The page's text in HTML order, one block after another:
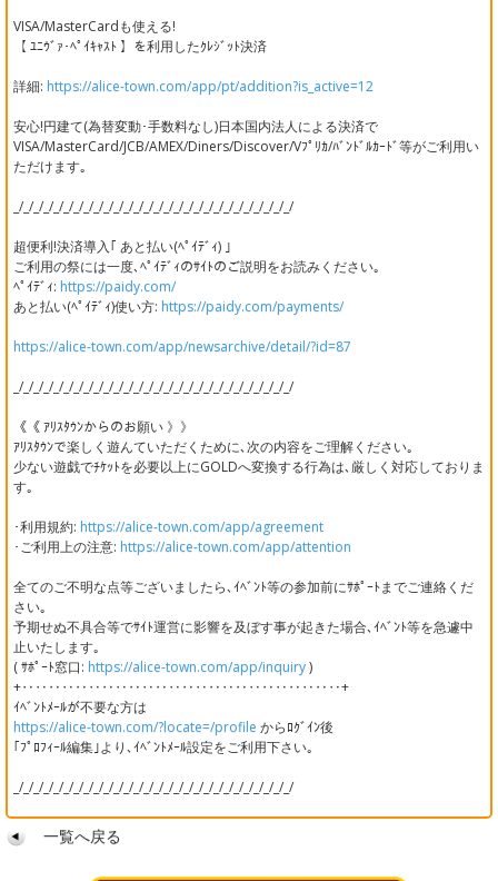
VISA/MasterCardも使える!
【 ﾕﾆｳﾞｧ･ﾍﾟｲｷｬｽﾄ 】を利用したｸﾚｼﾞｯﾄ決済
詳細: https://alice-town.com/app/pt/addition?is_active=12
安心!円建て(為替変動･手数料なし)日本国内法人による決済で
VISA/MasterCard/JCB/AMEX/Diners/Discover/Vﾌﾟﾘｶ/ﾊﾞﾝﾄﾞﾙｶｰﾄﾞ等がご利用い
ただけます｡
_/_/_/_/_/_/_/_/_/_/_/_/_/_/_/_/_/_/_/_/_/_/_/_/_/_/_/_/
超便利!決済導入｢ あと払い(ﾍﾟｲﾃﾞｨ) ｣
ご利用の祭には一度､ﾍﾟｲﾃﾞｨのｻｲﾄのご説明をお読みください｡
ﾍﾟｲﾃﾞｨ: https://paidy.com/
あと払い(ﾍﾟｲﾃﾞｨ)使い方: https://paidy.com/payments/
https://alice-town.com/app/newsarchive/detail/?id=87
_/_/_/_/_/_/_/_/_/_/_/_/_/_/_/_/_/_/_/_/_/_/_/_/_/_/_/_/
《《 ｱﾘｽﾀｳﾝからのお願い 》》
ｱﾘｽﾀｳﾝで楽しく遊んていただくために､次の内容をご理解ください｡
少ない遊戯でﾁｹｯﾄを必要以上にGOLDへ変換する行為は､厳しく対応しておりま
す｡
･利用規約: https://alice-town.com/app/agreement
･ご利用上の注意: https://alice-town.com/app/attention
全てのご不明な点等ございましたら､ｲﾍﾞﾝﾄ等の参加前にｻﾎﾟｰﾄまでご連絡くだ
さい｡
予期せぬ不具合等でｻｲﾄ運営に影響を及ぼす事が起きた場合､ｲﾍﾞﾝﾄ等を急遽中
止いたします｡
( ｻﾎﾟｰﾄ窓口: https://alice-town.com/app/inquiry)
+‥‥‥‥‥‥‥‥‥‥‥‥‥‥‥‥‥‥‥‥‥‥‥‥+
ｲﾍﾞﾝﾄﾒｰﾙが不要な方は
https://alice-town.com/?locate=/profile からﾛｸﾞｲﾝ後
｢ﾌﾟﾛﾌｨｰﾙ編集｣より､ｲﾍﾞﾝﾄﾒｰﾙ設定をご利用下さい｡
_/_/_/_/_/_/_/_/_/_/_/_/_/_/_/_/_/_/_/_/_/_/_/_/_/_/_/_/
一覧へ戻る